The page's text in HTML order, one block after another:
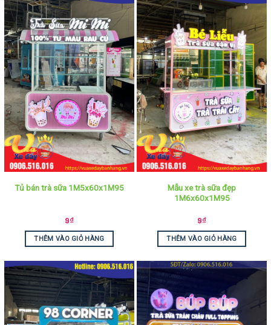
Tủ bán trà sữa 1M5x60x1M95
9₫
THÊM VÀO GIỎ HÀNG
Mẫu xe trà sữa đẹp
1M6x60x1M95
9₫
THÊM VÀO GIỎ HÀNG